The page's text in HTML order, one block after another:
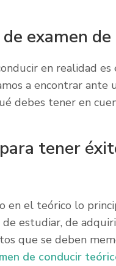
examen
en realidad es
a encontrar
debes tener en
tener
en el teórico lo
estudiar, de
que se deben
de conducir